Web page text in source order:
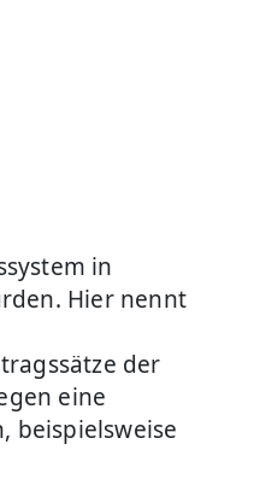
in
Hier nennt
der
eine
beispielsweise